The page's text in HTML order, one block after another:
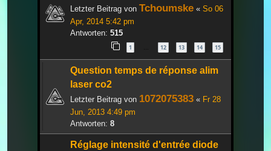
Letzter Beitrag von Tchoumske « So 06
Apr, 2014 5:42 pm
Antworten: 515
1 … 12 13 14 15
Question temps de réponse alim
laser co2
Letzter Beitrag von 1072075383 « Fr 28
Jun, 2013 4:49 pm
Antworten: 8
Réglage intensité d'entrée diode